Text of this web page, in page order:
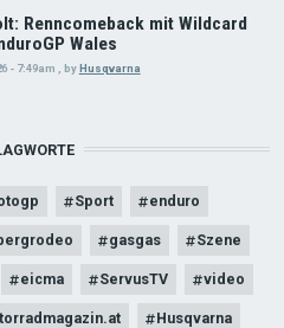
Renncomeback mit Wildcard
Wales
- 7:49am byHusqvarna
Sport enduro
gasgas Szene
eicma ServusTV video
Husqvarna